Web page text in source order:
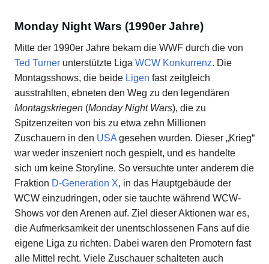
Monday Night Wars (1990er Jahre)
Mitte der 1990er Jahre bekam die WWF durch die von
Ted Turner unterstützte Liga WCW Konkurrenz. Die
Montagsshows, die beide Ligen fast zeitgleich
ausstrahlten, ebneten den Weg zu den legendären
Montagskriegen (Monday Night Wars), die zu
Spitzenzeiten von bis zu etwa zehn Millionen
Zuschauern in den USA gesehen wurden. Dieser „Krieg“
war weder inszeniert noch gespielt, und es handelte
sich um keine Storyline. So versuchte unter anderem die
Fraktion D-Generation X, in das Hauptgebäude der
WCW einzudringen, oder sie tauchte während WCW-
Shows vor den Arenen auf. Ziel dieser Aktionen war es,
die Aufmerksamkeit der unentschlossenen Fans auf die
eigene Liga zu richten. Dabei waren den Promotern fast
alle Mittel recht. Viele Zuschauer schalteten auch